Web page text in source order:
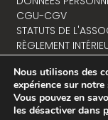
CGU-CGV
STATUTS DE
RÈGLEMENT
NOUS
Nous utilisons des
expérience sur notre
Vous pouvez en
les désactiver dans